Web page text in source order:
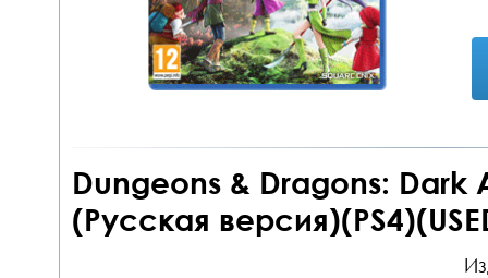
Dungeons & Dragons: Dark
(Русская